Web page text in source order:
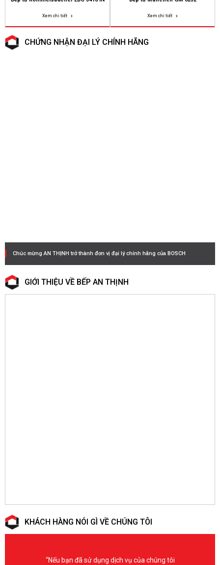
Xem chi tiết Xem chi tiết
CHỨNG NHẬN ĐẠI LÝ CHÍNH HÃNG
Chúc mừng AN THỊNH trở thành đơn vị đại lý chính hãng của BOSCH
GIỚI THIỆU VỀ BẾP AN THỊNH
KHÁCH HÀNG NÓI GÌ VỀ CHÚNG TÔI
“Nếu bạn đã sử dụng dịch vụ của chúng tôi